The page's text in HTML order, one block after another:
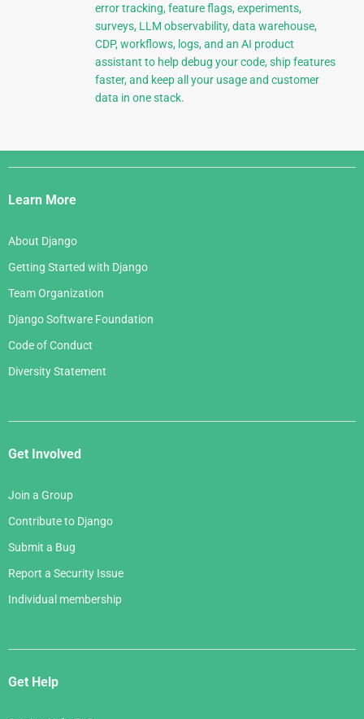
error tracking, feature flags, experiments,
surveys, LLM observability, data warehouse,
CDP, workflows, logs, and an AI product
assistant to help debug your code, ship features
faster, and keep all your usage and customer
data in one stack.
Django
Links
Learn More
About Django
Getting Started with Django
Team Organization
Django Software Foundation
Code of Conduct
Diversity Statement
Get Involved
Join a Group
Contribute to Django
Submit a Bug
Report a Security Issue
Individual membership
Get Help